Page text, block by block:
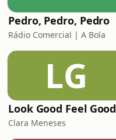
Pedro, Pedro, Pedro
Rádio Comercial | A Bola
LG
Look Good Feel Good
Clara Meneses